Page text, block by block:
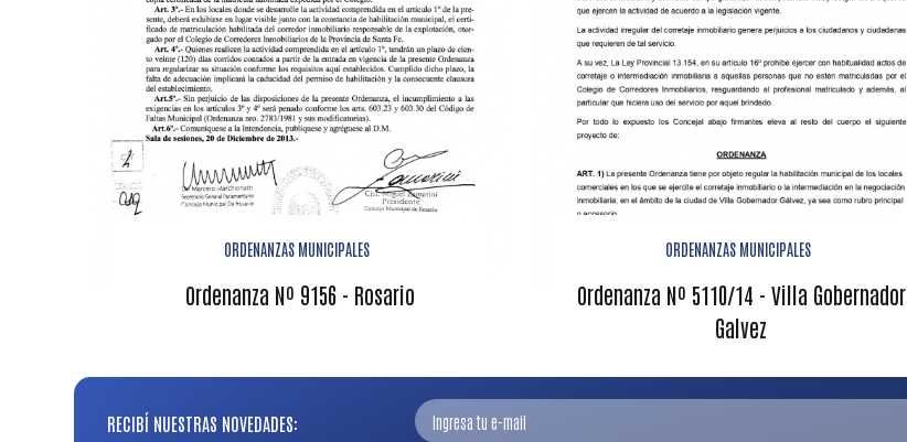
ORDENANZAS MUNICIPALES
Ordenanza Nº 9156 - Rosario
ORDENANZAS MUNICIPALES
Ordenanza Nº 5110/14 - Villa Gobernador
Galvez
RECIBÍ NUESTRAS NOVEDADES: